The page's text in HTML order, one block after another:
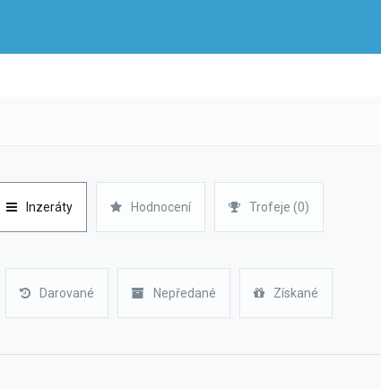
Inzeráty Hodnocení Trofeje (0)
Darované Nepředané Získané